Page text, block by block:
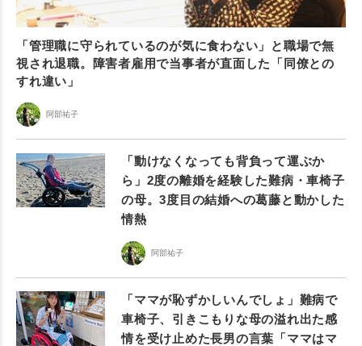
「管理職に守られているのが気に食わない」と職場で無
視され退職。障害者雇用で当事者が直面した「同僚との
すれ違い」
阿部祐子
「動けなくなっても背負って運ぶか
ら」2度の離婚を経験した難病・車椅子
の母。3度目の結婚への葛藤と動かした
情熱
阿部祐子
「ママが恥ずかしいんでしょ」難病で
車椅子、引きこもりな母の溢れ出た感
情を受け止めた長男の言葉「ママはマ